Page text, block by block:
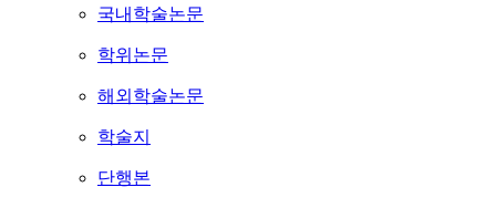
국내학술논문
학위논문
해외학술논문
학술지
단행본